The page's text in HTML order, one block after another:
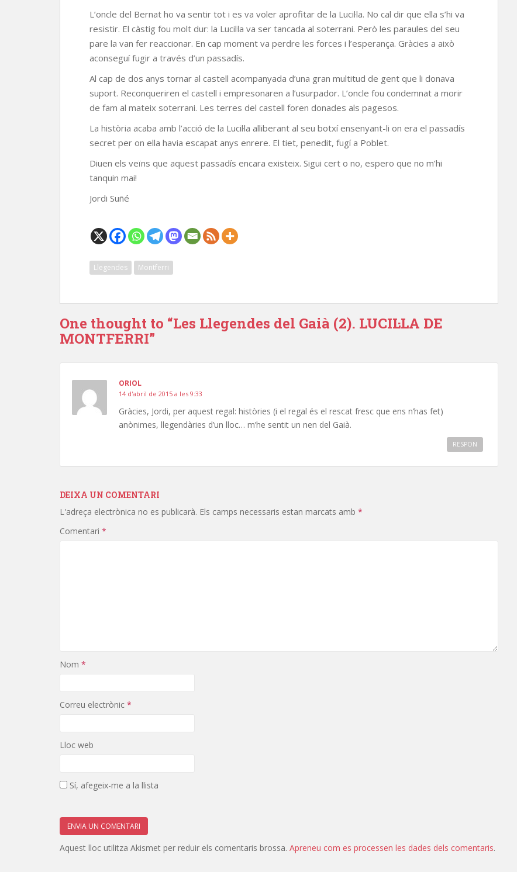
L’oncle del Bernat ho va sentir tot i es va voler aprofitar de la Lucil·la. No cal dir que ella s’hi va
resistir. El càstig fou molt dur: la Lucil·la va ser tancada al soterrani. Però les paraules del seu
pare la van fer reaccionar. En cap moment va perdre les forces i l’esperança. Gràcies a això
aconseguí fugir a través d’un passadís.
Al cap de dos anys tornar al castell acompanyada d’una gran multitud de gent que li donava
suport. Reconqueriren el castell i empresonaren a l’usurpador. L’oncle fou condemnat a morir
de fam al mateix soterrani. Les terres del castell foren donades als pagesos.
La història acaba amb l’acció de la Lucil·la alliberant al seu botxí ensenyant-li on era el passadís
secret per on ella havia escapat anys enrere. El tiet, penedit, fugí a Poblet.
Diuen els veïns que aquest passadís encara existeix. Sigui cert o no, espero que no m’hi
tanquin mai!
Jordi Suñé
Llegendes Montferri
One thought to “Les Llegendes del Gaià (2). LUCIL·LA DE
MONTFERRI”
ORIOL
14 d'abril de 2015 a les 9:33
Gràcies, Jordi, per aquest regal: històries (i el regal és el rescat fresc que ens n’has fet)
anònimes, llegendàries d’un lloc… m’he sentit un nen del Gaià.
RESPON
DEIXA UN COMENTARI
L'adreça electrònica no es publicarà. Els camps necessaris estan marcats amb *
Comentari *
Nom *
Correu electrònic *
Lloc web
Sí, afegeix-me a la llista
Aquest lloc utilitza Akismet per reduir els comentaris brossa. Apreneu com es processen les dades dels comentaris.